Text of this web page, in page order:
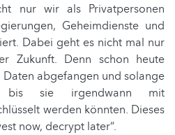
nur wir als Privatpersonen
Geheimdienste und
Dabei geht es nicht mal nur
Zukunft. Denn schon heute
Daten abgefangen und solange
bis sie irgendwann mit
werden könnten. Dieses
now, decrypt later“.